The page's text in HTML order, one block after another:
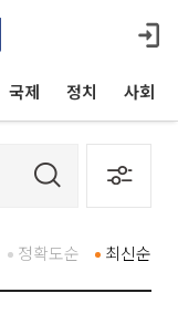
국제 정치 사회
최신순
정확도순